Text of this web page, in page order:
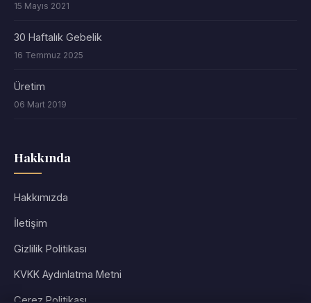
15 Mayıs 2021
30 Haftalık Gebelik
16 Temmuz 2025
Üretim
06 Mart 2019
Hakkında
Hakkımızda
İletişim
Gizlilik Politikası
KVKK Aydınlatma Metni
Çerez Politikası